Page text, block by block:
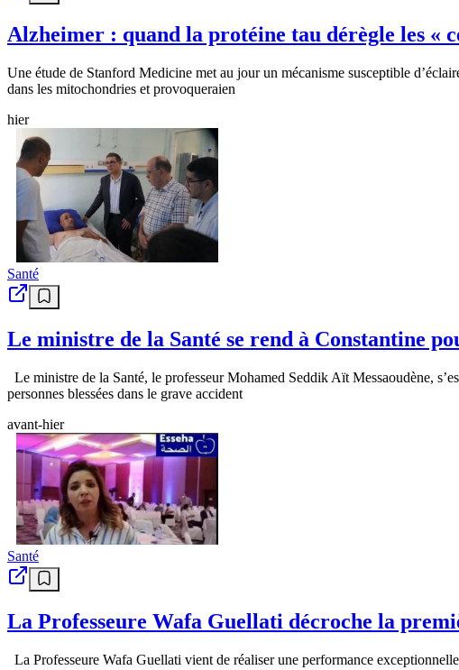
Santé
Alzheimer : quand la protéine tau dérègle les «
Une étude de Stanford Medicine met au jour un mécanisme susceptible
dans les mitochondries et provoqueraien
hier
Santé
Le ministre de la Santé se rend à Constantine
Le ministre de la Santé, le professeur Mohamed Seddik Aït Messaoudène,
personnes blessées dans le grave accident
avant-hier
Santé